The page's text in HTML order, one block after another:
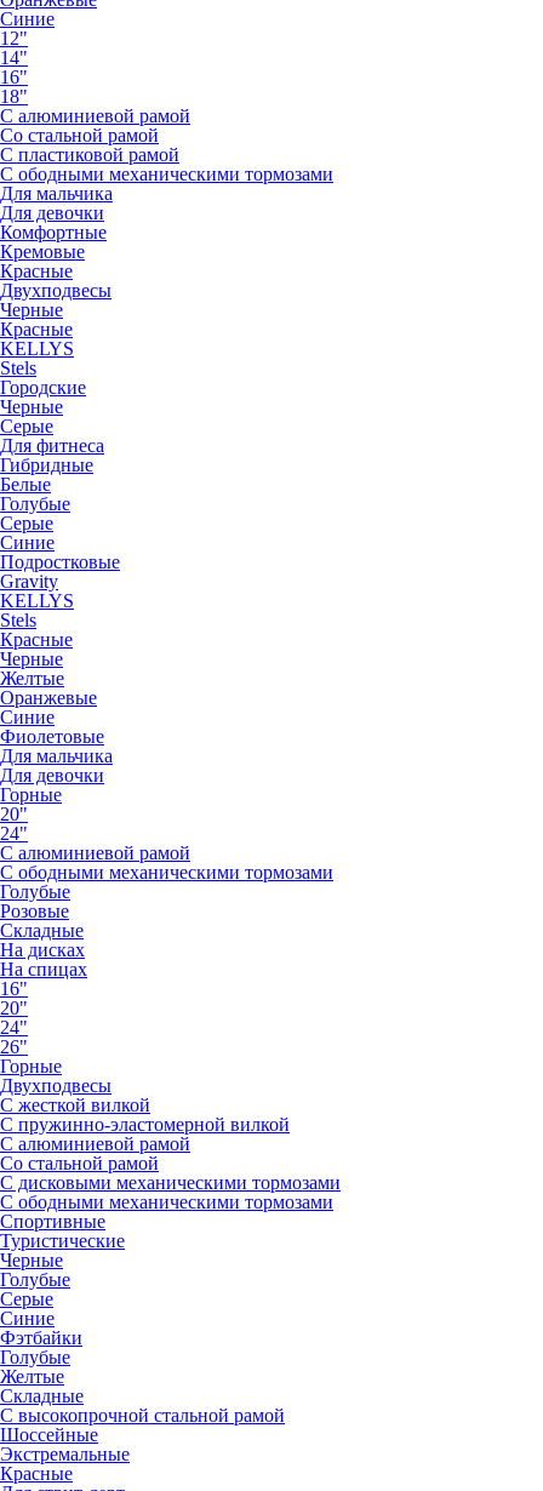
Синие
12"
14"
16"
18"
С алюминиевой рамой
Со стальной рамой
С пластиковой рамой
С ободными механическими тормозами
Для мальчика
Для девочки
Комфортные
Кремовые
Красные
Двухподвесы
Черные
Красные
KELLYS
Stels
Городские
Черные
Серые
Для фитнеса
Гибридные
Белые
Голубые
Серые
Синие
Подростковые
Gravity
KELLYS
Stels
Красные
Черные
Желтые
Оранжевые
Синие
Фиолетовые
Для мальчика
Для девочки
Горные
20"
24"
С алюминиевой рамой
С ободными механическими тормозами
Голубые
Розовые
Складные
На дисках
На спицах
16"
20"
24"
26"
Горные
Двухподвесы
С жесткой вилкой
С пружинно-эластомерной вилкой
С алюминиевой рамой
Со стальной рамой
С дисковыми механическими тормозами
С ободными механическими тормозами
Спортивные
Туристические
Черные
Голубые
Серые
Синие
Фэтбайки
Голубые
Желтые
Складные
С высокопрочной стальной рамой
Шоссейные
Экстремальные
Красные